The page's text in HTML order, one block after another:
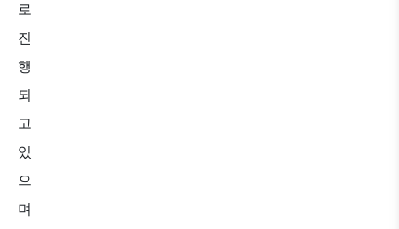
로
진
행
되
고
있
으
며